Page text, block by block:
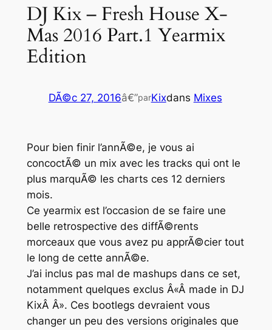
DJ Kix – Fresh House X-
Mas 2016 Part.1 Yearmix
Edition
DÃ©c 27, 2016â€”parKixdans Mixes
Pour bien finir l’annÃ©e, je vous ai
concoctÃ© un mix avec les tracks qui ont le
plus marquÃ© les charts ces 12 derniers
mois.
Ce yearmix est l’occasion de se faire une
belle retrospective des diffÃ©rents
morceaux que vous avez pu apprÃ©cier tout
le long de cette annÃ©e.
J’ai inclus pas mal de mashups dans ce set,
notamment quelques exclus Â«Â made in DJ
KixÂ Â». Ces bootlegs devraient vous
changer un peu des versions originales que